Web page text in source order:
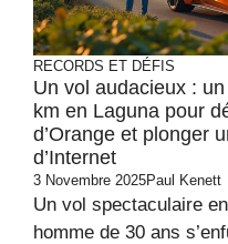
RECORDS ET DÉFIS
Un vol audacieux :
km en Laguna pour
d’Orange et plonger
d’Internet
3 Novembre 2025Paul Kenett
Un vol spectaculaire
homme de 30 ans